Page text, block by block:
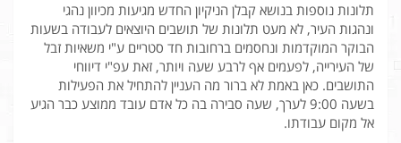
תלונות נוספות בנושא קבלן הניקיון החדש מגיעות מכיוון נהגי
ונהגות העיר, לא מעט תלונות של תושבים היוצאים לעבודה בשעות
הבוקר המוקדמות ונחסמים ברחובות חד סטריים ע"י משאיות זבל
של העירייה, לפעמים אף לרבע שעה ויותר, זאת עפ"י דיווחי
התושבים. כאן באמת לא ברור מה העניין להתחיל את הפעילות
בשעה 9:00 לערך, שעה סבירה בה כל אדם עובד ממוצע כבר הגיע
אל מקום עבודתו.